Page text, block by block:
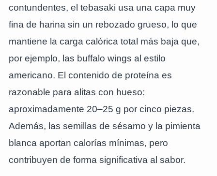
contundentes, el tebasaki usa una capa muy
fina de harina sin un rebozado grueso, lo que
mantiene la carga calórica total más baja que,
por ejemplo, las buffalo wings al estilo
americano. El contenido de proteína es
razonable para alitas con hueso:
aproximadamente 20–25 g por cinco piezas.
Además, las semillas de sésamo y la pimienta
blanca aportan calorías mínimas, pero
contribuyen de forma significativa al sabor.